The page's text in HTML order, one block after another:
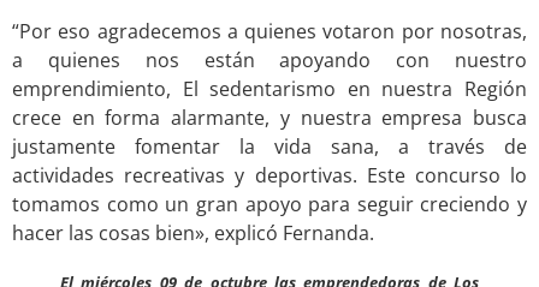
“Por eso agradecemos a quienes votaron por nosotras,
a quienes nos están apoyando con nuestro
emprendimiento, El sedentarismo en nuestra Región
crece en forma alarmante, y nuestra empresa busca
justamente fomentar la vida sana, a través de
actividades recreativas y deportivas. Este concurso lo
tomamos como un gran apoyo para seguir creciendo y
hacer las cosas bien», explicó Fernanda.
El miércoles 09 de octubre las emprendedoras de Los